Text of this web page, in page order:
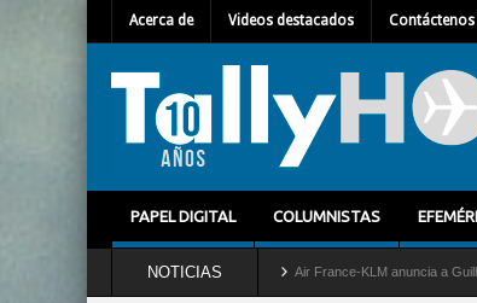
Acerca de Videos destacados Contáctenos
PAPEL DIGITAL COLUMNISTAS
NOTICIASAir France-KLM anuncia a Guilhem Mallet